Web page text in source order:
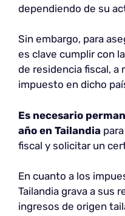
dependiendo de su
Sin embargo, para
es clave cumplir con
de residencia fiscal, a
impuesto en dicho
Es necesario
año en Tailandia
fiscal y solicitar un
En cuanto a los
Tailandia grava a sus
ingresos de origen